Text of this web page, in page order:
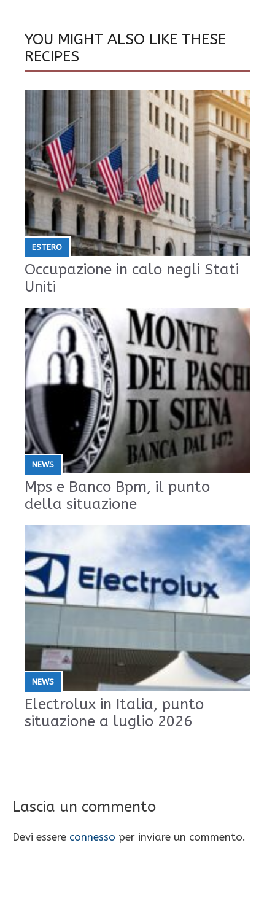
YOU MIGHT ALSO LIKE THESE
RECIPES
ESTERO
Occupazione in calo negli Stati
Uniti
NEWS
Mps e Banco Bpm, il punto
della situazione
NEWS
Electrolux in Italia, punto
situazione a luglio 2026
Lascia un commento
Devi essere connesso per inviare un commento.